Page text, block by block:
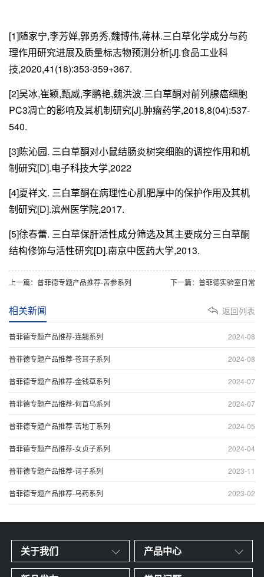
[1]随家宁,李芳婵,郭勇秀,魏博伟,蒋林.三白草化学成分与药
理作用研究进展及质量标志物预测分析[J].食品工业科
技,2020,41(18):353-359+367.
[2]吴冰,崔颖,甄威,李鹏艳,魏洪波.三白草酮对前列腺癌细胞
PC3凋亡的影响及其机制研究[J].肿瘤药学,2018,8(04):537-
540.
[3]陈沁园. 三白草酮对小鼠结肠炎树突细胞的调控作用和机
制研究[D].电子科技大学,2022
[4]夏祥文. 三白草酮在病理性心肌肥厚中的保护作用及其机
制研究[D].滨州医学院,2017.
[5]徐春蕾. 三白草保肝活性成分筛选及其主要成分三白草酮
结构修饰与活性研究[D].南京中医药大学,2013.
上一篇：普菲德专题产品推荐-苦参系列 下一篇：普菲德实验室日常
返回列表
相关新闻
2024-08
普菲德专题产品推荐-连翘系列
2024-08
普菲德专题产品推荐-苍耳子系列
2024-07
普菲德专题产品推荐-金钱草系列
2024-07
普菲德专题产品推荐-何首乌系列
2024-05
普菲德专题产品推荐-苦地丁系列
2024-04
普菲德专题产品推荐-女贞子系列
2023-11
普菲德专题产品推荐-诃子系列
2023-02
普菲德专题产品推荐-乌药系列
关于我们 产品中心